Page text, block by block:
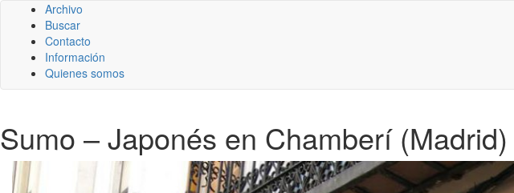
Archivo
Buscar
Contacto
Información
Quienes somos
Sumo – Japonés en Chamberí (Madrid)